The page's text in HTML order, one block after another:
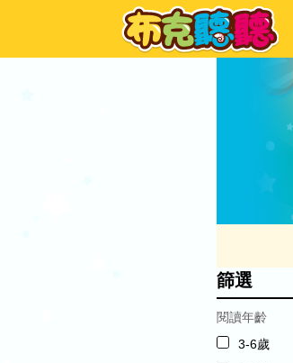
篩選
閱讀年齡
3-6歲